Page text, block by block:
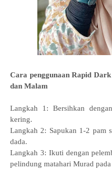
Cara penggunaan Rapid
dan Malam
Langkah 1: Bersihkan
kering.
Langkah 2: Sapukan 1-2 pam
dada.
Langkah 3: Ikuti dengan
pelindung matahari Murad